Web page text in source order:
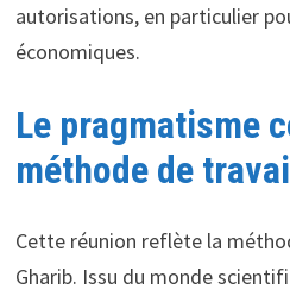
autorisations, en particulier
économiques.
Le pragmatisme
méthode de
Cette réunion reflète la
Gharib. Issu du monde